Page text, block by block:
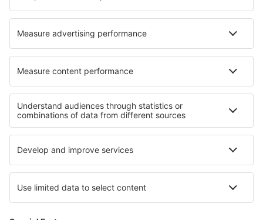
Norwegian
Lufthansa
Om eSky
Handelsbetingelser
Mine bookinger
Persondatapolitik
Support og kontakt